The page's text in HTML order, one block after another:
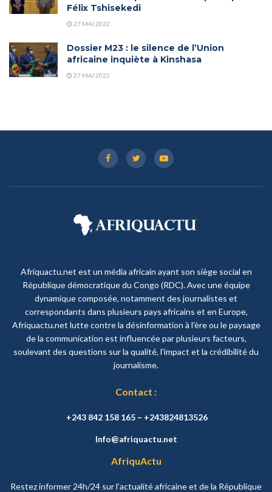
Félix Tshisekedi
27 MAI 2022
Dossier M23 : le silence de l’Union
africaine inquiète à Kinshasa
27 MAI 2022
Afriquactu.net est un média africain ayant son siège social en
République démocratique du Congo (RDC). Avec une équipe
dynamique composée, notamment des journalistes et
correspondants dans plusieurs pays africains et en Europe,
Afriquactu.net lutte contre la désinformation à l'ère ou le paysage
de la communication est influencée par plusieurs facteurs,
soulevant des questions sur la qualité, l'impact et la crédibilité du
journalisme.
Contact :
+243 842 158 165 – +243824813526
Info@afriquactu.net
AfriquActu
Restez informer 24h/24 sur l’actualité africaine et de la République